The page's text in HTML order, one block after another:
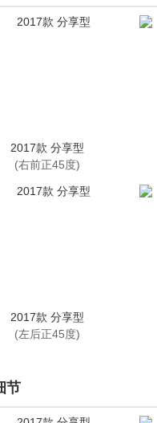
2017款 分享型
(右前正45度)
2017款 分享型
(左后正45度)
节